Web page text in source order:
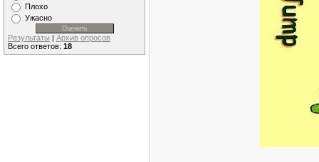
Плохо
Ужасно
Результаты | Архив опросов
Всего ответов: 18